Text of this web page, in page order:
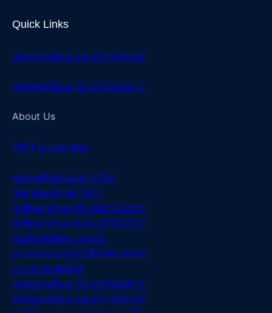
Quick Links
หลักสูตรปริญญาเอก DICT/SDICT
หลักสูตรปริญญาโท MICT/SMICT
About Us
DICT e-Learning
ผลงานตีพิมพ์ของสาขาวิชา
วิทยานิพนธ์สาขา DICT
นักศึกษาปริญญาโท MICT/SMICT
นักศึกษาปริญญาเอก DICT/SDICT
หอเกียรติยศสาขา DICT
ตรวจสอบข้อมูลรายชื่อวิทยานิพนธ์
ข่าวประชาสัมพันธ์
หลักสูตรปริญญาโท MICT/SMICT
หลักสูตรปริญญาเอก DICT/SDICT